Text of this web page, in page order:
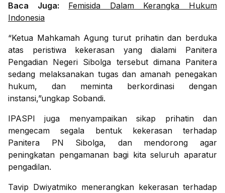
Baca Juga:
Femisida Dalam Kerangka Hukum
Indonesia
“Ketua Mahkamah Agung turut prihatin dan berduka
atas peristiwa kekerasan yang dialami Panitera
Pengadian Negeri Sibolga tersebut dimana Panitera
sedang melaksanakan tugas dan amanah penegakan
hukum, dan meminta berkordinasi dengan
instansi,”ungkap Sobandi.
IPASPI juga menyampaikan sikap prihatin dan
mengecam segala bentuk kekerasan terhadap
Panitera PN Sibolga, dan mendorong agar
peningkatan pengamanan bagi kita seluruh aparatur
pengadilan.
Tavip Dwiyatmiko menerangkan kekerasan terhadap